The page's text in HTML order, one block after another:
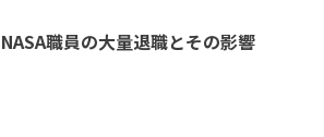
NASA職員の大量退職とその影響